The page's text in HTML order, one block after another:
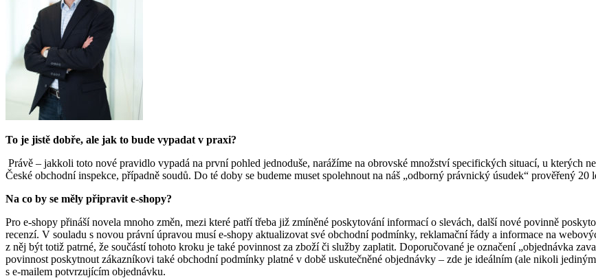
To je jistě dobře, ale jak to bude vypadat v praxi?
Právě – jakkoli toto nové pravidlo vypadá na první pohled jednoduše, narážíme na obrovské množství specifických situací, u kterých
České obchodní inspekce, případně soudů. Do té doby se budeme muset spolehnout na náš „odborný právnický úsudek“ prověřený 20
Na co by se měly připravit e-shopy?
Pro e-shopy přináší novela mnoho změn, mezi které patří třeba již zmíněné poskytování informací o slevách, další nové povinně
recenzí. V souladu s novou právní úpravou musí e-shopy aktualizovat své obchodní podmínky, reklamační řády a informace na
z něj být totiž patrné, že součástí tohoto kroku je také povinnost za zboží či služby zaplatit. Doporučované je označení „objednávka
povinnost poskytnout zákazníkovi také obchodní podmínky platné v době uskutečněné objednávky – zde je ideálním (ale nikoli
s e-mailem potvrzujícím objednávku.